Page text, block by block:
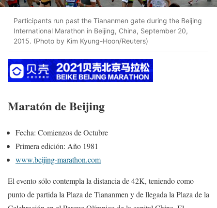
Participants run past the Tiananmen gate during the Beijing
International Marathon in Beijing, China, September 20,
2015. (Photo by Kim Kyung-Hoon/Reuters)
Maratón de Beijing
Fecha: Comienzos de Octubre
Primera edición: Año 1981
www.beijing-marathon.com
El evento sólo contempla la distancia de 42K, teniendo como
punto de partida la Plaza de Tiananmen y de llegada la Plaza de la